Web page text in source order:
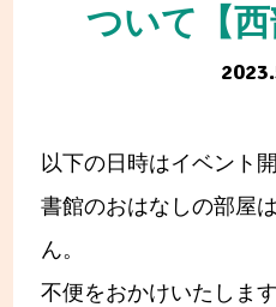
ついて【西
以下の日時はイベント
書館のおはなしの部屋
ん。
不便をおかけいたしま